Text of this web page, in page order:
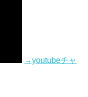
→youtubeチャ